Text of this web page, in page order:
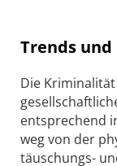
Trends und
Die
entsprechend
weg von der
täuschungs-